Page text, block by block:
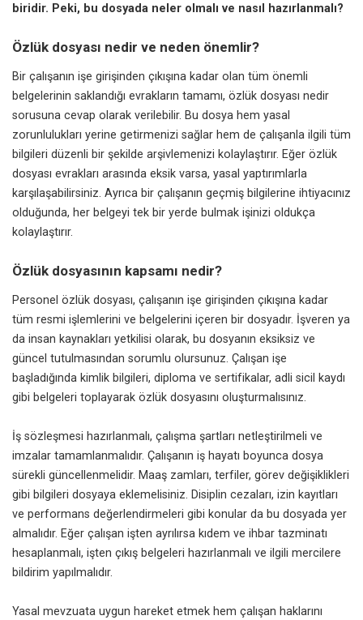
biridir. Peki, bu dosyada neler olmalı ve nasıl hazırlanmalı?
Özlük dosyası nedir ve neden önemlir?
Bir çalışanın işe girişinden çıkışına kadar olan tüm önemli
belgelerinin saklandığı evrakların tamamı, özlük dosyası nedir
sorusuna cevap olarak verilebilir. Bu dosya hem yasal
zorunlulukları yerine getirmenizi sağlar hem de çalışanla ilgili tüm
bilgileri düzenli bir şekilde arşivlemenizi kolaylaştırır. Eğer özlük
dosyası evrakları arasında eksik varsa, yasal yaptırımlarla
karşılaşabilirsiniz. Ayrıca bir çalışanın geçmiş bilgilerine ihtiyacınız
olduğunda, her belgeyi tek bir yerde bulmak işinizi oldukça
kolaylaştırır.
Özlük dosyasının kapsamı nedir?
Personel özlük dosyası, çalışanın işe girişinden çıkışına kadar
tüm resmi işlemlerini ve belgelerini içeren bir dosyadır. İşveren ya
da insan kaynakları yetkilisi olarak, bu dosyanın eksiksiz ve
güncel tutulmasından sorumlu olursunuz. Çalışan işe
başladığında kimlik bilgileri, diploma ve sertifikalar, adli sicil kaydı
gibi belgeleri toplayarak özlük dosyasını oluşturmalısınız.
İş sözleşmesi hazırlanmalı, çalışma şartları netleştirilmeli ve
imzalar tamamlanmalıdır. Çalışanın iş hayatı boyunca dosya
sürekli güncellenmelidir. Maaş zamları, terfiler, görev değişiklikleri
gibi bilgileri dosyaya eklemelisiniz. Disiplin cezaları, izin kayıtları
ve performans değerlendirmeleri gibi konular da bu dosyada yer
almalıdır. Eğer çalışan işten ayrılırsa kıdem ve ihbar tazminatı
hesaplanmalı, işten çıkış belgeleri hazırlanmalı ve ilgili mercilere
bildirim yapılmalıdır.
Yasal mevzuata uygun hareket etmek hem çalışan haklarını